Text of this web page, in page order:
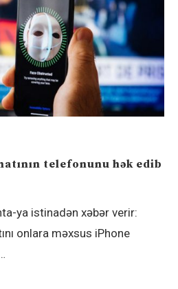
telefonunu hək edib
ya istinadən xəbər verir:
onlara məxsus iPhone